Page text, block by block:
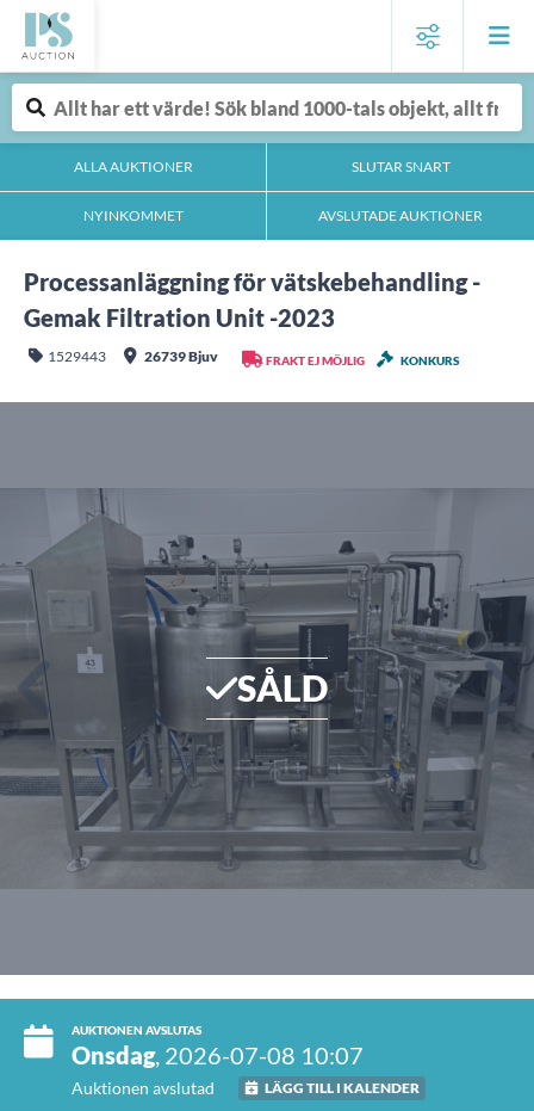
ALLA AUKTIONER SLUTAR SNART
NYINKOMMET AVSLUTADE AUKTIONER
Processanläggning för vätskebehandling -
Gemak Filtration Unit -2023
1529443 26739 Bjuv FRAKT EJ MÖJLIG KONKURS
SÅLD
AUKTIONEN AVSLUTAS
Onsdag, 2026-07-08 10:07
Auktionen avslutad LÄGG TILL I KALENDER